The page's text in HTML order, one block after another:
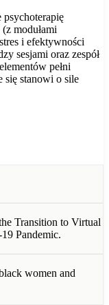
modułami
i efektywności
sesjami oraz zespół
pełni
się stanowi o sile
Transition to Virtual
Pandemic.
women and